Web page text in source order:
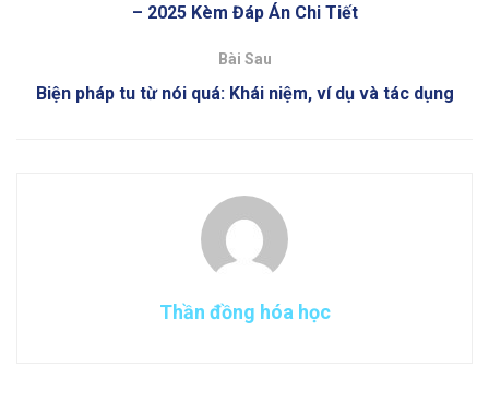
– 2025 Kèm Đáp Án Chi Tiết
Bài Sau
Biện pháp tu từ nói quá: Khái niệm, ví dụ và tác dụng
Thần đồng hóa học